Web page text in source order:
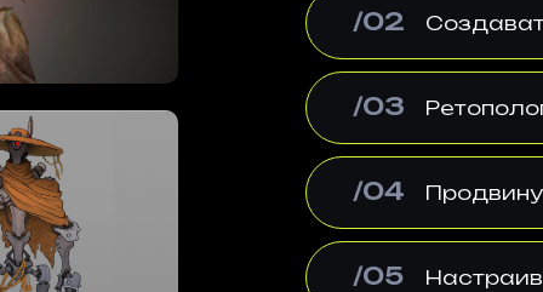
/05
/04
/03
/02